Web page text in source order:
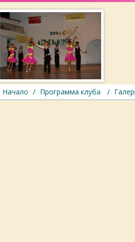
Начало / Программа клуба /